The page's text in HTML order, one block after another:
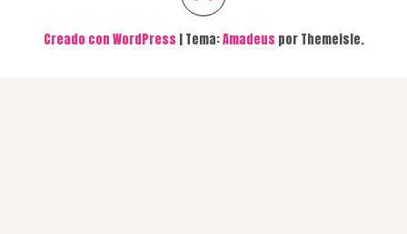
Creado con WordPress |Tema:Amadeus por Themeisle.